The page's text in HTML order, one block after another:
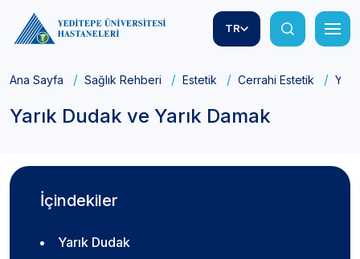
TR
Ana Sayfa Sağlık Rehberi Estetik Cerrahi Estetik
Yarık Dudak ve Yarık Damak
İçindekiler
Yarık Dudak